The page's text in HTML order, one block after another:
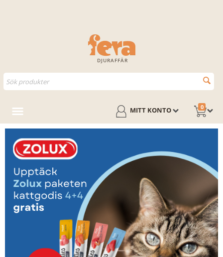
DJURAFFÄR
0
MITT KONTO